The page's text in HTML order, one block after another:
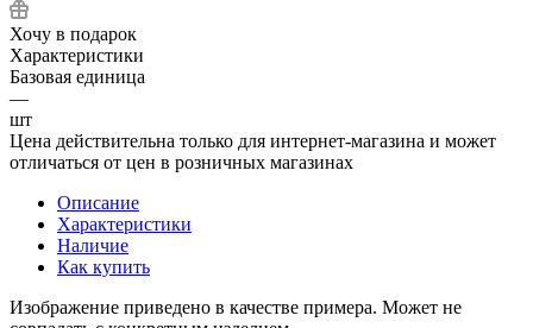
Хочу в подарок
Характеристики
Базовая единица
—
шт
Цена действительна только для интернет-магазина и может
отличаться от цен в розничных магазинах
Описание
Характеристики
Наличие
Как купить
Изображение приведено в качестве примера. Может не